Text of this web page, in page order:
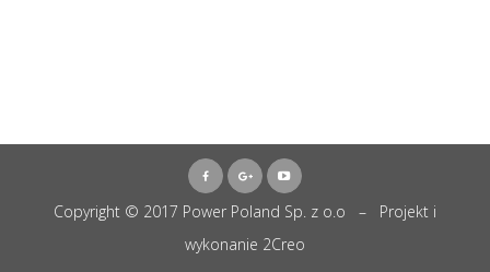
Copyright © 2017 Power Poland Sp. z o.o – Projekt i
wykonanie 2Creo